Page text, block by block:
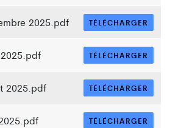
2025.pdf TÉLÉCHARGER
TÉLÉCHARGER
2025.pdf TÉLÉCHARGER
TÉLÉCHARGER